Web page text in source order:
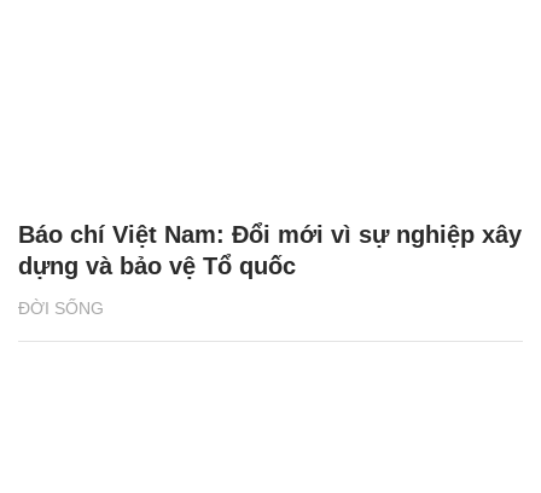
ĐỜI SỐNG
Báo chí Việt Nam: Đổi mới vì sự nghiệp xây
dựng và bảo vệ Tổ quốc